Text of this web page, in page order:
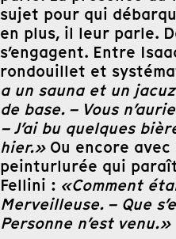
sujet pour qui
en plus, il leur parle.
s’engagent. Entre
rondouillet et
a un sauna et un
de base. – Vous
– J’ai bu quelques
hier.» Ou encore
peinturlurée qui
Fellini : «Comment
Merveilleuse. – Que
Personne n’est venu.»